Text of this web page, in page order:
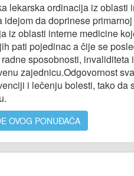
lekarska ordinacija iz oblasti
idejom da doprinese
iz oblasti interne medicine
pati pojedinac a čije se
sposobnosti,
zajednicu.Odgovornost
i lečenju bolesti, tako da
OVOG PONUĐAČA